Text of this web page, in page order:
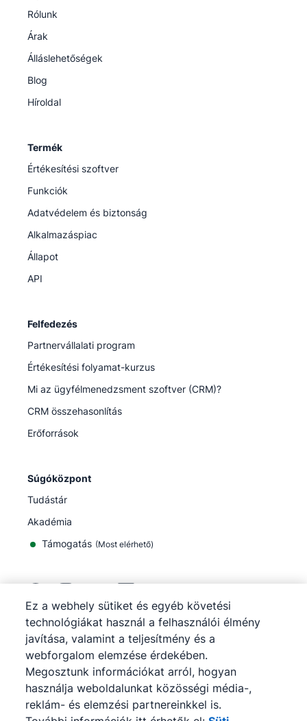
Rólunk
Árak
Álláslehetőségek
Blog
Híroldal
Termék
Értékesítési szoftver
Funkciók
Adatvédelem és biztonság
Alkalmazáspiac
Állapot
API
Felfedezés
Partnervállalati program
Értékesítési folyamat-kurzus
Mi az ügyfélmenedzsment szoftver (CRM)?
CRM összehasonlítás
Erőforrások
Súgóközpont
Tudástár
Akadémia
Támogatás (Most elérhető)
©2026Pipedrive
Pipedrive
Szolgáltatási feltételek
Pipedrive
Adatvédelmi tájékoztató
Webhelytérkép
Sütiértesítés
Cookie-beállítások
Ez a webhely sütiket és egyéb követési
technológiákat használ a felhasználói élmény
javítása, valamint a teljesítmény és a
webforgalom elemzése érdekében.
Megosztunk információkat arról, hogyan
használja weboldalunkat közösségi média-,
reklám- és elemzési partnereinkkel is.